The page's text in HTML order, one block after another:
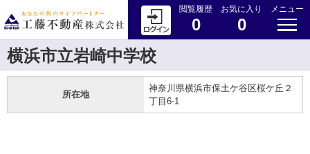
閲覧履歴
0
お気に入り
0
メニュー
横浜市立岩崎中学校
所在地
神奈川県横浜市保土ケ谷区桜ケ丘２
丁目6-1